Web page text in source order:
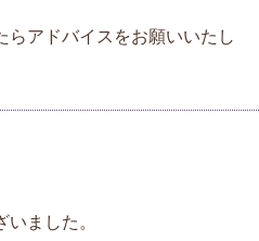
らアドバイスをお願いいたし
ました。